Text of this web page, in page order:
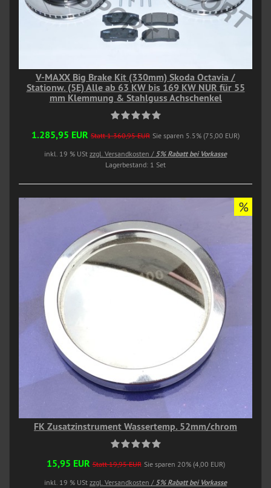
V-MAXX Big Brake Kit (330mm) Skoda Octavia /
Stationw. (5E) Alle ab 63 KW bis 169 KW NUR für 55
mm Klemmung & Stahlguss Achschenkel
1.285,95 EUR Statt 1.360,95 EUR Sie sparen 5.5% (75,00 EUR)
inkl. 19 % USt zzgl. Versandkosten / 5% Rabatt bei Vorkasse
Lagerbestand: 1 Set
FK Zusatzinstrument Wassertemp. 52mm/chrom
15,95 EUR Statt 19,95 EUR Sie sparen 20% (4,00 EUR)
inkl. 19 % USt zzgl. Versandkosten / 5% Rabatt bei Vorkasse
%